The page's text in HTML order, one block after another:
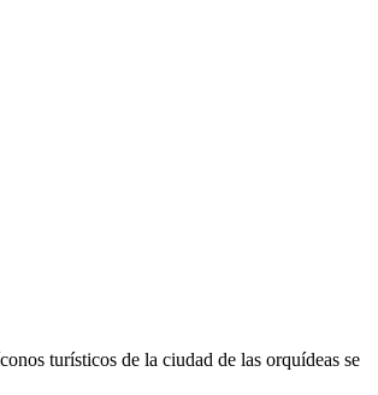
turísticos de la ciudad de las orquídeas se